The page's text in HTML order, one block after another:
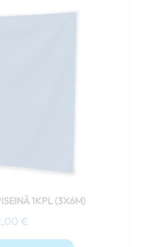
1KPL (3X6M)
€
tuotteella